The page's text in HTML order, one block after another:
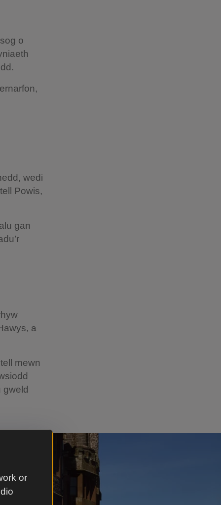
or
o
wedi
Powis,
gan
a
mewn
gweld